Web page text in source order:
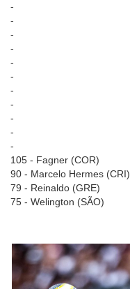
-
-
-
-
-
-
-
-
-
-
-
105 - Fagner (COR)
90 - Marcelo Hermes (CRI)
79 - Reinaldo (GRE)
75 - Welington (SÃO)